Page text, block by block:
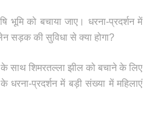
को बचाया जाए। धरना-प्रदर्शन में
सड़क की सुविधा से क्या होगा?
साथ शिमरतल्ला झील को बचाने के लिए
प्रदर्शन में बड़ी संख्या में महिलाएं